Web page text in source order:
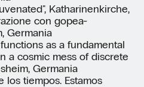
Katharinenkirche,
con gopea-
Germania
as a fundamental
a cosmic mess of discrete
Germania
los tiempos. Estamos